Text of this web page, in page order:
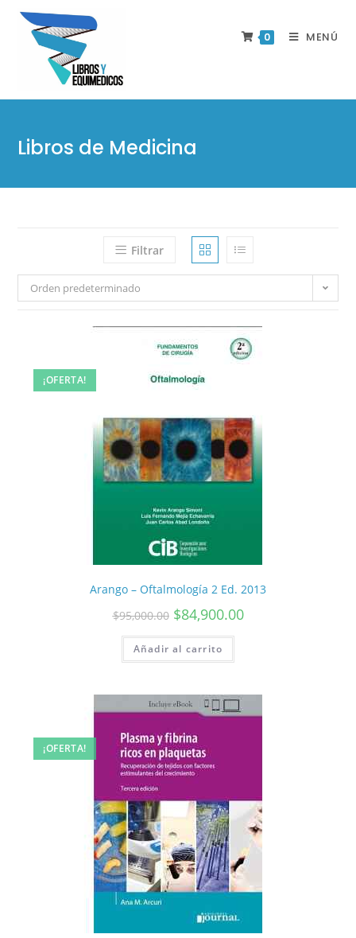
0 MENÚ
Libros de Medicina
Filtrar
Orden predeterminado
¡OFERTA!
Arango – Oftalmología 2 Ed. 2013
$95,000.00 $84,900.00
Añadir al carrito
¡OFERTA!